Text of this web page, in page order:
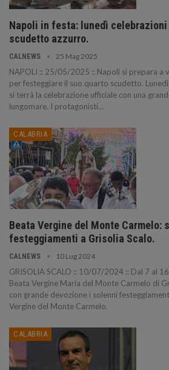
Napoli in festa: lunedì
scudetto azzurro.
CALNEWS 25 Mag 2025
NAPOLI :: 25/05/2025 :: Napoli si prepara a
per festeggiare il suo quarto scudetto.
si terrà la celebrazione ufficiale con una
lungomare. I protagonisti…
CALABRIA
Beata Vergine del Monte Carmelo:
festeggiamenti a Grisolia Scalo.
CALNEWS 10 Lug 2024
GRISOLIA SCALO :: 10/07/2024 :: Dal 7 al
Beata Vergine Maria del Monte Carmelo di
con grande devozione i solenni
Vergine del Monte Carmelo.
CALABRIA